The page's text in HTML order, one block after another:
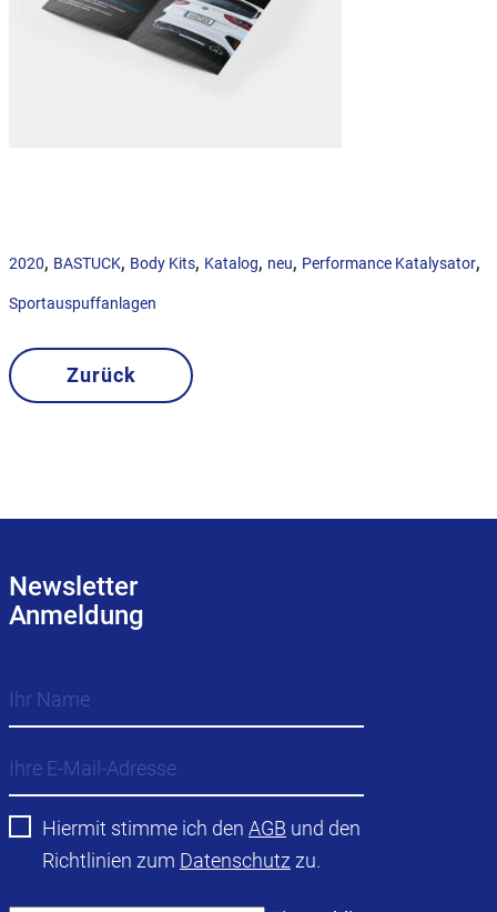
2020, BASTUCK, Body Kits, Katalog, neu, Performance Katalysator,
Sportauspuffanlagen
Zurück
Newsletter
Anmeldung
Hiermit stimme ich den AGB und den
Richtlinien zum Datenschutz zu.